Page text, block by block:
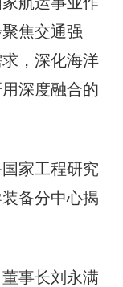
焦交通强
，深化海洋
深度融合的
家工程研究
备分中心揭
事长刘永满